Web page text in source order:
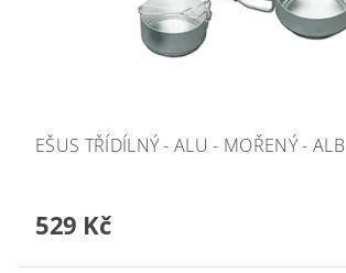
EŠUS TŘÍDÍLNÝ - ALU - MOŘENÝ - ALB
529 Kč